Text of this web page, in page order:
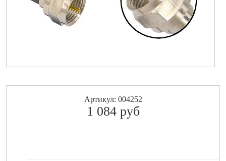
Артикул: 004252
1 084pуб